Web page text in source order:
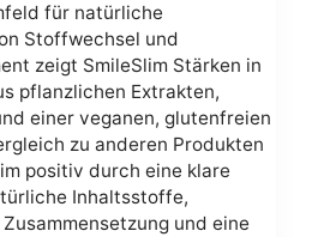
für natürliche
Stoffwechsel und
zeigt SmileSlim Stärken in
pflanzlichen Extrakten,
einer veganen, glutenfreien
zu anderen Produkten
positiv durch eine klare
Inhaltsstoffe,
und eine